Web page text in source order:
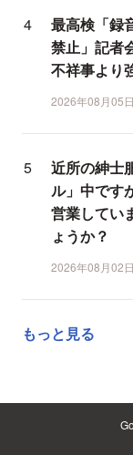
最高検「録
禁止」記者
不祥事より
2026年08月05
近所の紳士
ル」中です
営業してい
ょうか？
2026年08月02
もっと見る